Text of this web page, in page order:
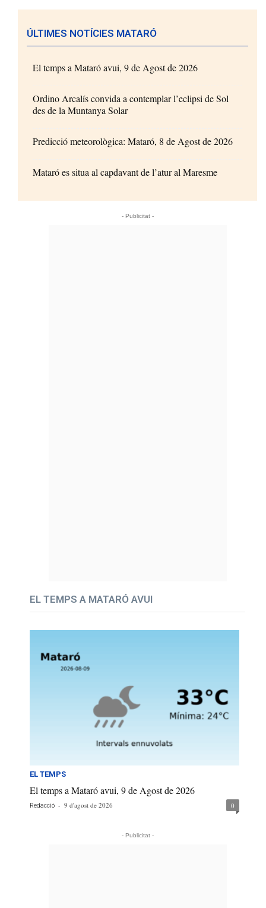
ÚLTIMES NOTÍCIES MATARÓ
El temps a Mataró avui, 9 de Agost de 2026
Ordino Arcalís convida a contemplar l’eclipsi de Sol
des de la Muntanya Solar
Predicció meteorològica: Mataró, 8 de Agost de 2026
Mataró es situa al capdavant de l’atur al Maresme
- Publicitat -
EL TEMPS A MATARÓ AVUI
EL TEMPS
El temps a Mataró avui, 9 de Agost de 2026
Redacció - 9 d'agost de 2026 0
- Publicitat -